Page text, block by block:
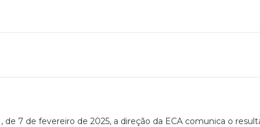
, de 7 de fevereiro de 2025, a direção da ECA comunica o